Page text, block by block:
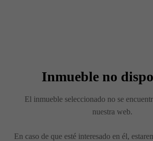
Inmueble no
El inmueble seleccionado no se
nuestra web.
En caso de que esté interesado en él,